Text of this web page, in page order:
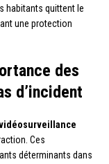
habitants quittent le
une protection
des
d’incident
Ces
déterminants dans